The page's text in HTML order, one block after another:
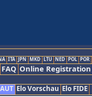
ITA JPN MKD LTU NED POL POR
FAQ Online Registration
Elo Vorschau Elo FIDE